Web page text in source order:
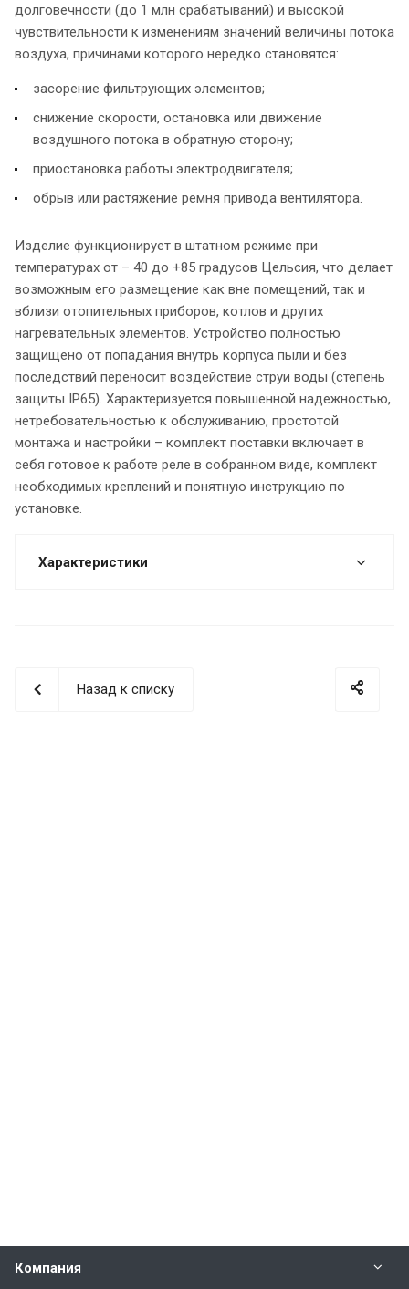
долговечности (до 1 млн срабатываний) и высокой
чувствительности к изменениям значений величины потока
воздуха, причинами которого нередко становятся:
засорение фильтрующих элементов;
снижение скорости, остановка или движение
воздушного потока в обратную сторону;
приостановка работы электродвигателя;
обрыв или растяжение ремня привода вентилятора.
Изделие функционирует в штатном режиме при
температурах от – 40 до +85 градусов Цельсия, что делает
возможным его размещение как вне помещений, так и
вблизи отопительных приборов, котлов и других
нагревательных элементов. Устройство полностью
защищено от попадания внутрь корпуса пыли и без
последствий переносит воздействие струи воды (степень
защиты IP65). Характеризуется повышенной надежностью,
нетребовательностью к обслуживанию, простотой
монтажа и настройки – комплект поставки включает в
себя готовое к работе реле в собранном виде, комплект
необходимых креплений и понятную инструкцию по
установке.
Характеристики
Назад к списку
Компания